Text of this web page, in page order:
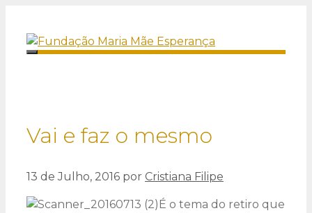
Menu
Vai e faz o mesmo
13 de Julho, 2016 por Cristiana Filipe
É o tema do retiro que